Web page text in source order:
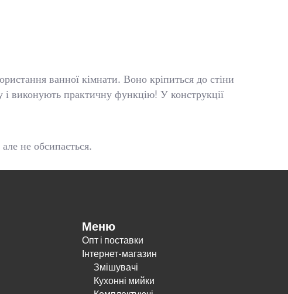
ванної кімнати. Воно кріпиться до стіни
і виконують практичну функцію! У конструкції
не обсипається.
Меню
Опт і поставки
Інтернет-магазин
Змішувачі
Кухонні мийки